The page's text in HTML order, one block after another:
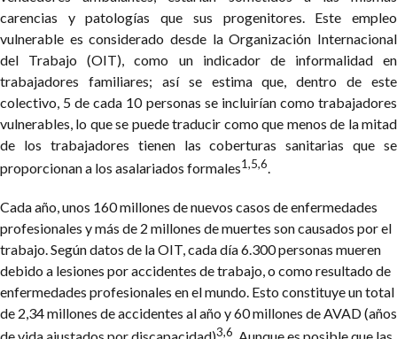
carencias y patologías que sus progenitores. Este empleo
vulnerable es considerado desde la Organización Internacional
del Trabajo (OIT), como un indicador de informalidad en
trabajadores familiares; así se estima que, dentro de este
colectivo, 5 de cada 10 personas se incluirían como trabajadores
vulnerables, lo que se puede traducir como que menos de la mitad
de los trabajadores tienen las coberturas sanitarias que se
proporcionan a los asalariados formales1,5,6.
Cada año, unos 160 millones de nuevos casos de enfermedades
profesionales y más de 2 millones de muertes son causados por el
trabajo. Según datos de la OIT, cada día 6.300 personas mueren
debido a lesiones por accidentes de trabajo, o como resultado de
enfermedades profesionales en el mundo. Esto constituye un total
de 2,34 millones de accidentes al año y 60 millones de AVAD (años
3,6